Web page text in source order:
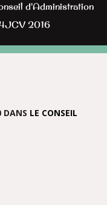
d'Administration
2016
DANS LE CONSEIL